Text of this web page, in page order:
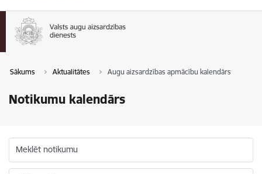
Sākums Aktualitātes Augu aizsardzības apmācību kalendārs
Notikumu kalendārs
Meklēt notikumu